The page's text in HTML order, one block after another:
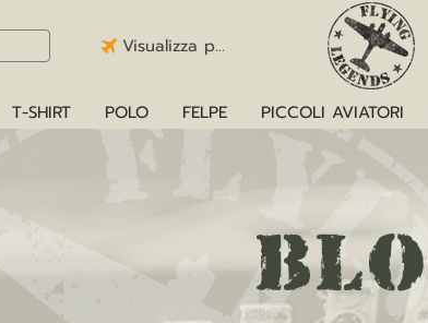
Visualizza punti
T-SHIRT POLO FELPE PICCOLI AVIATORI